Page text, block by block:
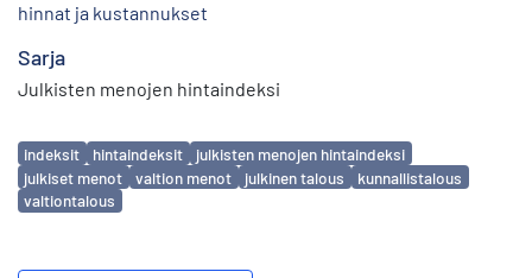
hinnat ja kustannukset
Sarja
Julkisten menojen hintaindeksi
Avainsanat
indeksit hintaindeksit
julkisten menojen hintaindeksi
julkiset menot
valtion menot julkinen talous
kunnallistalous
valtiontalous